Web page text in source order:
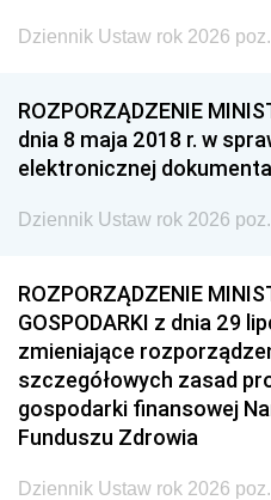
Dziennik Ustaw rok 2026
ROZPORZĄDZENIE
dnia 8 maja 2018 r. w
elektronicznej
Dziennik Ustaw rok 2026
ROZPORZĄDZENIE
GOSPODARKI z dnia 29
zmieniające
szczegółowych zasad
gospodarki finansowej
Funduszu Zdrowia
Dziennik Ustaw rok 2026 poz.